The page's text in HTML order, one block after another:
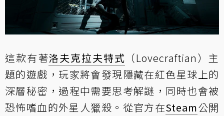
這款有著洛夫克拉夫特式 （Lovecraftian）主
題的遊戲，玩家將會發現隱藏在紅色星球上的
深層秘密，過程中需要思考解謎，同時也會被
恐怖嗜血的外星人獵殺。從官方在Steam公開